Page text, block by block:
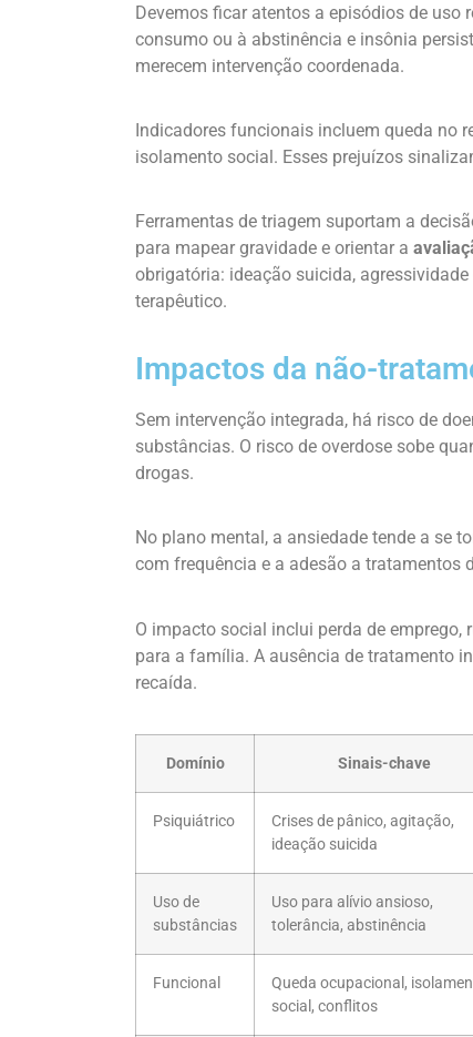
Devemos ficar atentos a episódios de uso
consumo ou à abstinência e insônia
merecem intervenção coordenada.
Indicadores funcionais incluem queda no
isolamento social. Esses prejuízos
Ferramentas de triagem suportam a
para mapear gravidade e orientar a
obrigatória: ideação suicida,
terapêutico.
Impactos da não-
Sem intervenção integrada, há risco de
substâncias. O risco de overdose sobe
drogas.
No plano mental, a ansiedade tende a se
com frequência e a adesão a tratamentos
O impacto social inclui perda de
para a família. A ausência de tratamento
recaída.
Domínio Sinais-chave
Psiquiátrico
Crises de pânico, agitação,
ideação suicida
Uso de
substâncias
Uso para alívio ansioso,
tolerância, abstinência
Funcional
Queda ocupacional,
social, conflitos